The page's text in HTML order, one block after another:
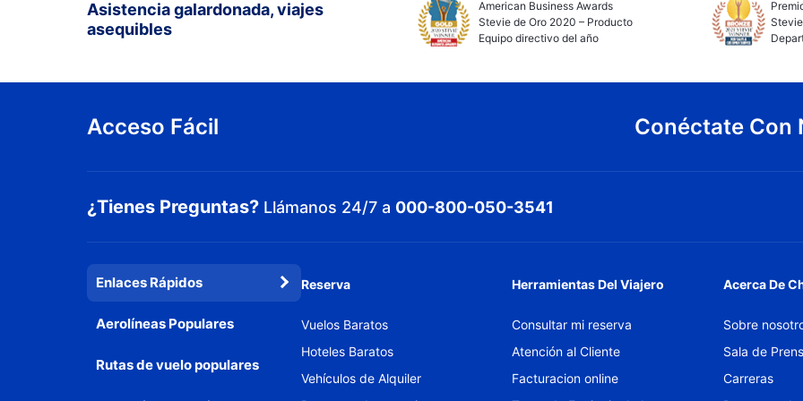
Asistencia galardonada, viajes
asequibles
American Business Awards
Stevie de Oro 2020 – Producto
Equipo directivo del año
Acceso Fácil Conéctate Con
¿Tienes Preguntas? Llámanos 24/7 a 000-800-050-3541
Enlaces Rápidos
Aerolíneas Populares
Rutas de vuelo populares
Reserva
Vuelos Baratos
Hoteles Baratos
Vehículos de Alquiler
Herramientas Del Viajero
Consultar mi reserva
Atención al Cliente
Facturacion online
Acerca De
Sobre
Sala de
Carreras